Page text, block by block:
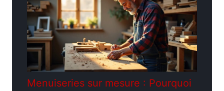
Menuiseries sur mesure : Pourquoi